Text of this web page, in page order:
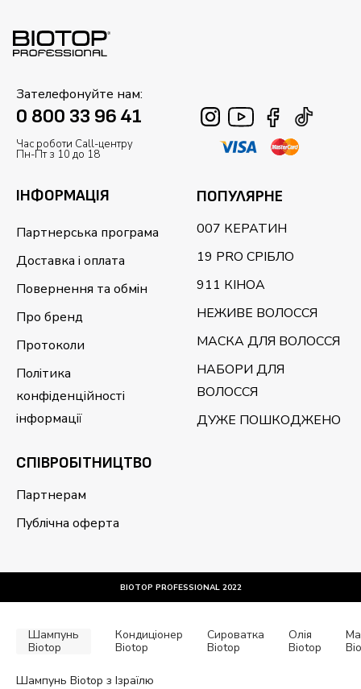
Зателефонуйте нам:
0 800 33 96 41
Час роботи Call-центру
Пн-Пт з 10 до 18
ІНФОРМАЦІЯ
Партнерська програма
Доставка і оплата
Повернення та обмін
Про бренд
Протоколи
Політика
конфіденційності
інформації
ПОПУЛЯРНЕ
007 КЕРАТИН
19 PRO СРІБЛО
911 КІНОА
НЕЖИВЕ ВОЛОССЯ
МАСКА ДЛЯ ВОЛОССЯ
НАБОРИ ДЛЯ
ВОЛОССЯ
ДУЖЕ ПОШКОДЖЕНО
CПІВРОБІТНИЦТВО
Партнерам
Публічна оферта
BIOTOP PROFESSIONAL 2022
Шампунь
Biotop
Кондиціонер
Biotop
Сироватка
Biotop
Олія
Biotop
Шампунь Biotop з Ізраїлю